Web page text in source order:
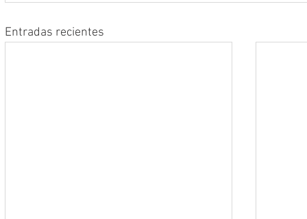
Entradas recientes